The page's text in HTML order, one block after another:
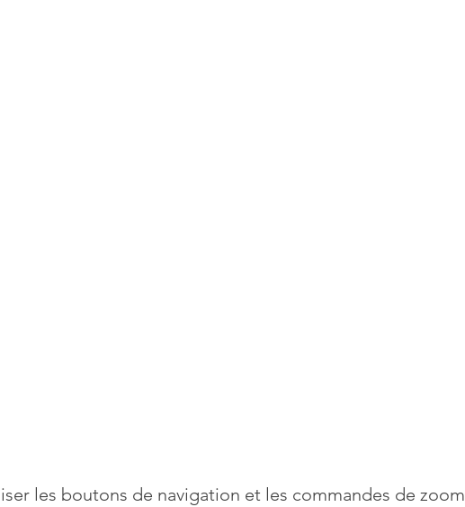
les boutons de navigation et les commandes de zoom